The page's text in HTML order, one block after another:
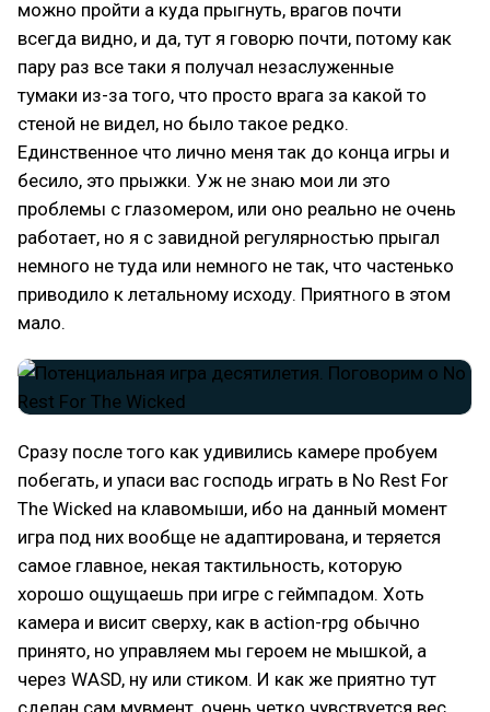
можно пройти а куда прыгнуть, врагов почти
всегда видно, и да, тут я говорю почти, потому как
пару раз все таки я получал незаслуженные
тумаки из-за того, что просто врага за какой то
стеной не видел, но было такое редко.
Единственное что лично меня так до конца игры и
бесило, это прыжки. Уж не знаю мои ли это
проблемы с глазомером, или оно реально не очень
работает, но я с завидной регулярностью прыгал
немного не туда или немного не так, что частенько
приводило к летальному исходу. Приятного в этом
мало.
Сразу после того как удивились камере пробуем
побегать, и упаси вас господь играть в No Rest For
The Wicked на клавомыши, ибо на данный момент
игра под них вообще не адаптирована, и теряется
самое главное, некая тактильность, которую
хорошо ощущаешь при игре с геймпадом. Хоть
камера и висит сверху, как в action-rpg обычно
принято, но управляем мы героем не мышкой, а
через WASD, ну или стиком. И как же приятно тут
сделан сам мувмент, очень четко чувствуется вес